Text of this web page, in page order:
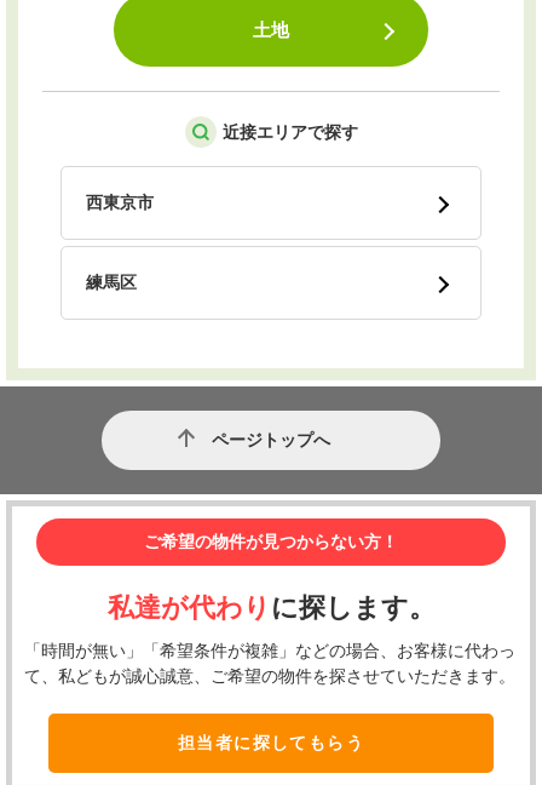
土地
近接エリアで探す
西東京市
練馬区
ページトップへ
ご希望の物件が見つからない方！
私達が代わり に探します。
「時間が無い」「希望条件が複雑」などの場合、お客様に代わっ
て、私どもが誠心誠意、ご希望の物件を探させていただきます。
担当者に探してもらう